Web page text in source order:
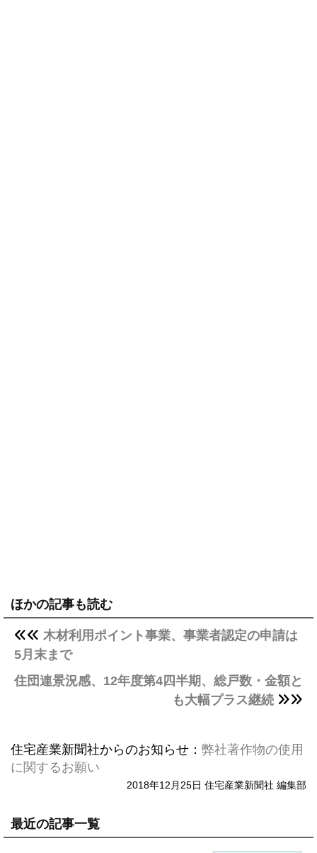
ほかの記事も読む
木材利用ポイント事業、事業者認定の申請は
5月末まで
住団連景況感、12年度第4四半期、総戸数・金額と
も大幅プラス継続
住宅産業新聞社からのお知らせ： 弊社著作物の使用
に関するお願い
2018年12月25日 住宅産業新聞社 編集部
最近の記事一覧